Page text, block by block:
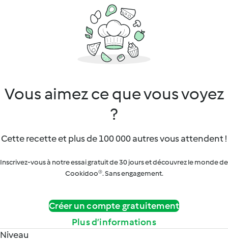
Vous aimez ce que vous voyez
?
Cette recette et plus de 100 000 autres vous attendent !
Inscrivez-vous à notre essai gratuit de 30 jours et découvrez le monde de
Cookidoo®. Sans engagement.
Créer un compte gratuitement
Plus d’informations
Niveau